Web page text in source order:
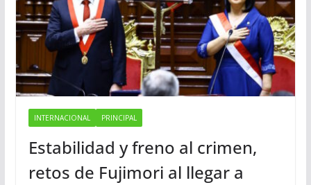
INTERNACIONAL PRINCIPAL
Estabilidad y freno al crimen,
retos de Fujimori al llegar a